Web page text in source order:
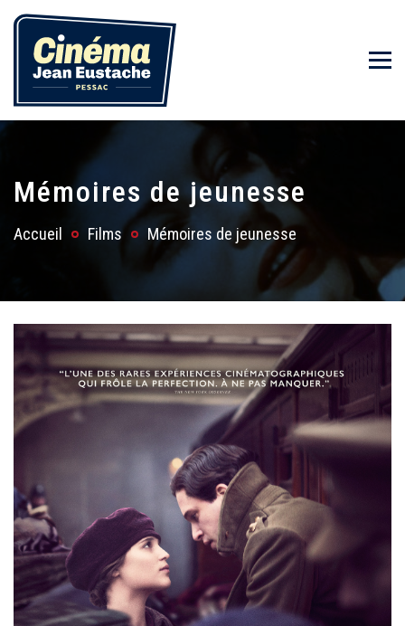
Mémoires de jeunesse
Accueil Films Mémoires de jeunesse